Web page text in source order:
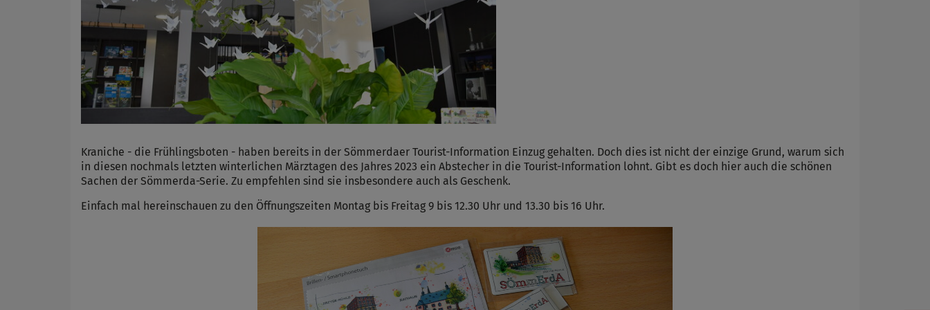
Kraniche - die Frühlingsboten - haben bereits in der Sömmerdaer Tourist-Information Einzug gehalten. Doch dies ist nicht der einzige Grund, warum sich
in diesen nochmals letzten winterlichen Märztagen des Jahres 2023 ein Abstecher in die Tourist-Information lohnt. Gibt es doch hier auch die schönen
Sachen der Sömmerda-Serie. Zu empfehlen sind sie insbesondere auch als Geschenk.
Einfach mal hereinschauen zu den Öffnungszeiten Montag bis Freitag 9 bis 12.30 Uhr und 13.30 bis 16 Uhr.